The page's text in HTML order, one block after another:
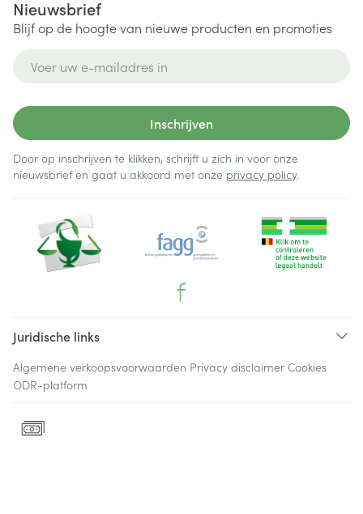
Nieuwsbrief
Blijf op de hoogte van nieuwe producten en promoties
Inschrijven
Door op inschrijven te klikken, schrijft u zich in voor onze
nieuwsbrief en gaat u akkoord met onze privacy policy.
Juridische links
Algemene verkoopsvoorwaarden Privacy disclaimer Cookies
ODR-platform